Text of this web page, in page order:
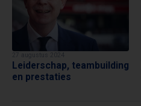
Leiderschap, teambuilding
en prestaties